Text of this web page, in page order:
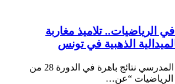
في الرياضيات.. تلاميذ مغاربة
الذهبية في تونس
حقق المنتخب الوطني المدرسي نتائج باهرة في الدورة 28 من
الرياضيات “عن…